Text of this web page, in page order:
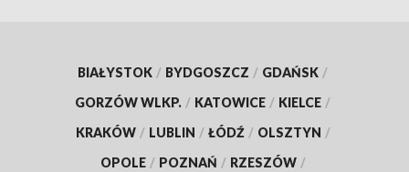
BIAŁYSTOK / BYDGOSZCZ / GDAŃSK /
GORZÓW WLKP. / KATOWICE / KIELCE /
KRAKÓW / LUBLIN / ŁÓDŹ / OLSZTYN /
OPOLE / POZNAŃ / RZESZÓW /